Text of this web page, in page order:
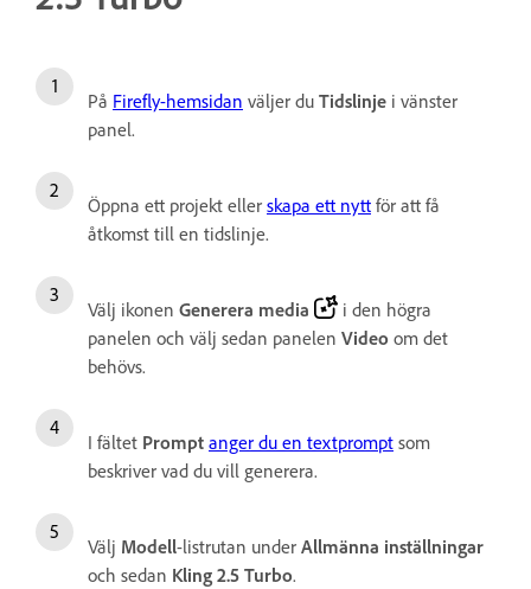
På Firefly-hemsidan väljer du Tidslinje i vänster
panel.
Öppna ett projekt eller skapa ett nytt för att få
åtkomst till en tidslinje.
Välj ikonen Generera media
i den högra
panelen och välj sedan panelen Video om det
behövs.
I fältet Prompt anger du en textprompt som
beskriver vad du vill generera.
Välj Modell-listrutan under Allmänna inställningar
och sedan Kling 2.5 Turbo.